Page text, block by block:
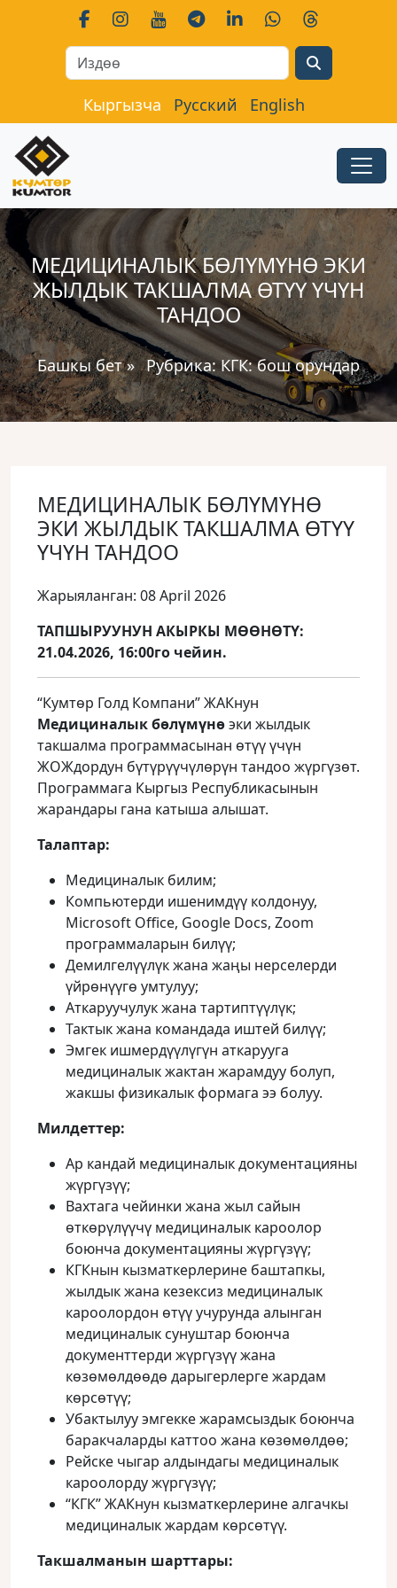
Кыргызча Русский English
МЕДИЦИНАЛЫК БӨЛҮМҮНӨ ЭКИ
ЖЫЛДЫК ТАКШАЛМА ӨТҮҮ ҮЧҮН
ТАНДОО
Башкы бет» Рубрика:КГК: бош орундар
МЕДИЦИНАЛЫК БӨЛҮМҮНӨ
ЭКИ ЖЫЛДЫК ТАКШАЛМА ӨТҮҮ
ҮЧҮН ТАНДОО
Жарыяланган: 08 April 2026
ТАПШЫРУУНУН АКЫРКЫ МӨӨНӨТҮ:
21.04.2026, 16:00го чейин.
“Кумтөр Голд Компани” ЖАКнун
Медициналыкбөлүмүнөэки жылдык
такшалма программасынан өтүү үчүн
ЖОЖдордун бүтүрүүчүлөрүн тандоо жүргүзөт.
Программага Кыргыз Республикасынын
жарандары гана катыша алышат.
Талаптар:
Медициналык билим;
Компьютерди ишенимдүү колдонуу,
Microsoft Office, Google Docs, Zoom
программаларын билүү;
Демилгелүүлүк жана жаңы нерселерди
үйрөнүүгө умтулуу;
Аткаруучулук жана тартиптүүлүк;
Тактык жана командада иштей билүү;
Эмгек ишмердүүлүгүн аткарууга
медициналык жактан жарамдуу болуп,
жакшы физикалык формага ээ болуу.
Милдеттер:
Ар кандай медициналык документацияны
жүргүзүү;
Вахтага чейинки жана жыл сайын
өткөрүлүүчү медициналык кароолор
боюнча документацияны жүргүзүү;
КГКнын кызматкерлерине баштапкы,
жылдык жана кезексиз медициналык
кароолордон өтүү учурунда алынган
медициналык сунуштар боюнча
документтерди жүргүзүү жана
көзөмөлдөөдө дарыгерлерге жардам
көрсөтүү;
Убактылуу эмгекке жарамсыздык боюнча
баракчаларды каттоо жана көзөмөлдөө;
Рейске чыгар алдындагы медициналык
кароолорду жүргүзүү;
“КГК” ЖАКнун кызматкерлерине алгачкы
медициналык жардам көрсөтүү.
Такшалманын шарттары: